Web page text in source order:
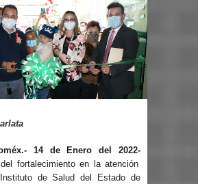
14 de Enero del 2022-
fortalecimiento en la atención
de Salud del Estado de